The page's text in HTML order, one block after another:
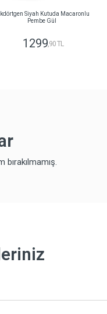
Siyah Kutuda Macaronlu
Pembe Gül
1299,90 TL